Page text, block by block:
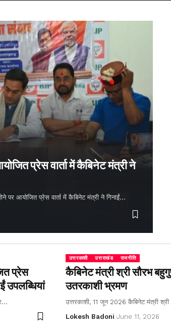
प्रेस वार्ता में कैबिनेट मंत्री ने
पर आयोजित प्रेस वार्ता में कैबिनेट मंत्री ने गिनाईं…
प्रेस
उपलब्धियां
उत्तरकाशी उत्तराखंड राजनीति
कैबिनेट मंत्री श्री सौरभ
उतरकाशी भ्रमण
उत्तरकाशी, 11 जून 2026 कैबिनेट मंत्री
Lokesh Badoni June 11, 2026